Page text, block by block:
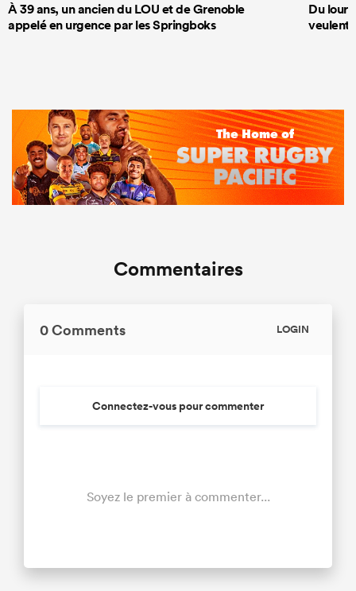
À 39 ans, un ancien du LOU et de Grenoble
appelé en urgence par les Springboks
Du
veulent
Commentaires
0 Comments LOGIN
Connectez-vous pour commenter
Soyez le premier à commenter...